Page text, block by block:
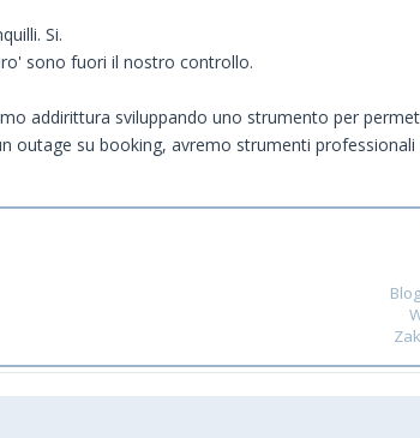
Si.
sono fuori il nostro controllo.
addirittura sviluppando uno strumento per
outage su booking, avremo strumenti
Zak